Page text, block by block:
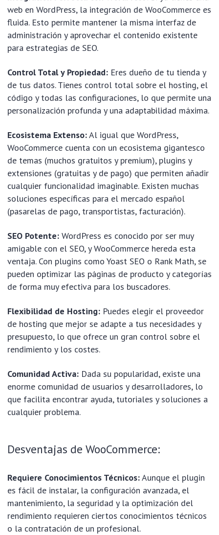
web en WordPress, la integración de WooCommerce es
fluida. Esto permite mantener la misma interfaz de
administración y aprovechar el contenido existente
para estrategias de SEO.
Control Total y Propiedad: Eres dueño de tu tienda y
de tus datos. Tienes control total sobre el hosting, el
código y todas las configuraciones, lo que permite una
personalización profunda y una adaptabilidad máxima.
Ecosistema Extenso:Al igual que WordPress,
WooCommerce cuenta con un ecosistema gigantesco
de temas (muchos gratuitos y premium), plugins y
extensiones (gratuitas y de pago) que permiten añadir
cualquier funcionalidad imaginable. Existen muchas
soluciones específicas para el mercado español
(pasarelas de pago, transportistas, facturación).
SEO Potente: WordPress es conocido por ser muy
amigable con el SEO, y WooCommerce hereda esta
ventaja. Con plugins como Yoast SEO o Rank Math, se
pueden optimizar las páginas de producto y categorías
de forma muy efectiva para los buscadores.
Flexibilidad de Hosting: Puedes elegir el proveedor
de hosting que mejor se adapte a tus necesidades y
presupuesto, lo que ofrece un gran control sobre el
rendimiento y los costes.
Comunidad Activa: Dada su popularidad, existe una
enorme comunidad de usuarios y desarrolladores, lo
que facilita encontrar ayuda, tutoriales y soluciones a
cualquier problema.
Desventajas de WooCommerce:
Requiere Conocimientos Técnicos:Aunque el plugin
es fácil de instalar, la configuración avanzada, el
mantenimiento, la seguridad y la optimización del
rendimiento requieren ciertos conocimientos técnicos
o la contratación de un profesional.